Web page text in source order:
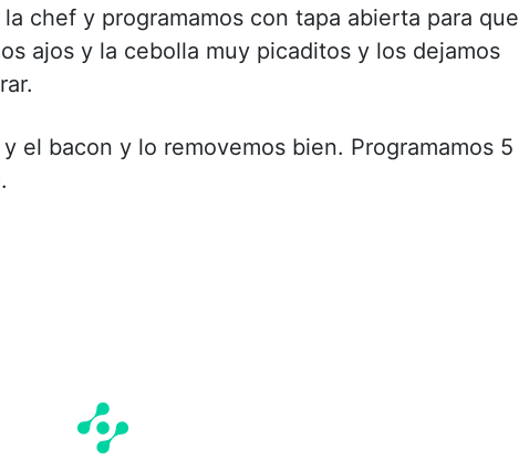
chef y programamos con tapa abierta para que
ajos y la cebolla muy picaditos y los dejamos
el bacon y lo removemos bien. Programamos 5